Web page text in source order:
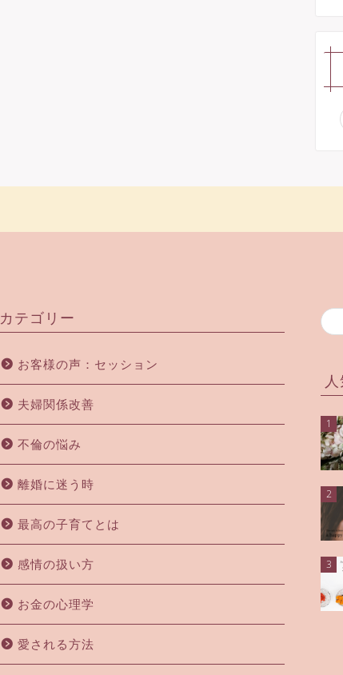
カテゴリー
お客様の声：セッション
夫婦関係改善
不倫の悩み
離婚に迷う時
最高の子育てとは
感情の扱い方
お金の心理学
愛される方法
1
2
3